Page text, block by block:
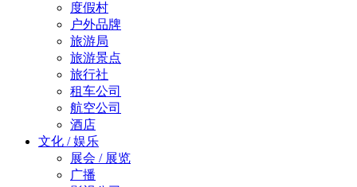
度假村
户外品牌
旅游局
旅游景点
旅行社
租车公司
航空公司
酒店
文化 / 娱乐
展会 / 展览
广播